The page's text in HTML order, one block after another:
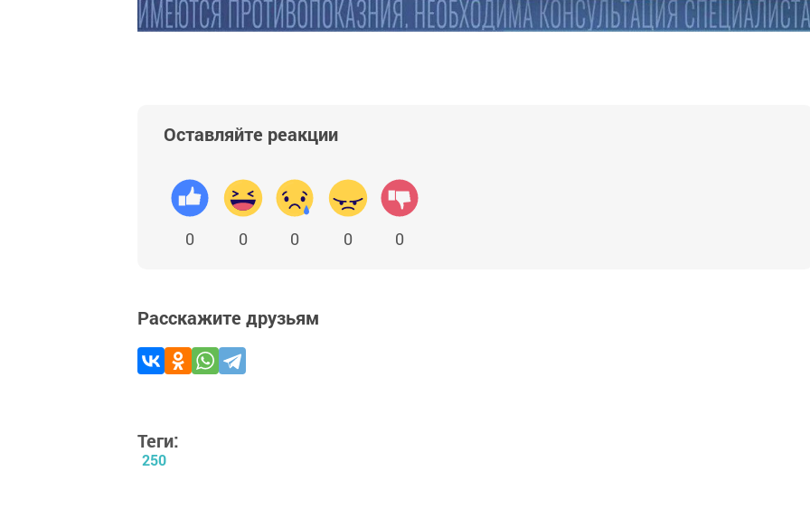
Оставляйте реакции
0 0 0 0 0
Расскажите друзьям
Теги:
250